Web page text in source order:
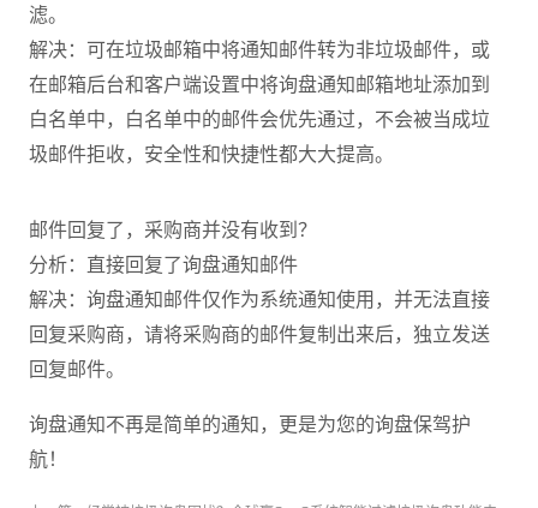
滤。
解决：可在垃圾邮箱中将通知邮件转为非垃圾邮件，或
在邮箱后台和客户端设置中将询盘通知邮箱地址添加到
白名单中，白名单中的邮件会优先通过，不会被当成垃
圾邮件拒收，安全性和快捷性都大大提高。
邮件回复了，采购商并没有收到？
分析：直接回复了询盘通知邮件
解决：询盘通知邮件仅作为系统通知使用，并无法直接
回复采购商，请将采购商的邮件复制出来后，独立发送
回复邮件。
询盘通知不再是简单的通知，更是为您的询盘保驾护
航！